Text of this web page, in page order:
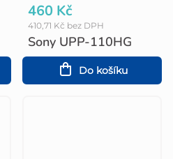
Sony UPP-110HG
410,71 Kč bez DPH
460 Kč
Do košíku